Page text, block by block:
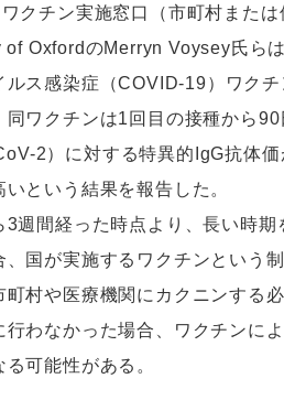
クチン実施窓口（市町村または
OxfordのMerryn Voysey氏ら
ルス感染症（COVID-19）ワク
同ワクチンは1回目の接種から
2）に対する特異的IgG抗体
という結果を報告した。
3週間経った時点より、長い時
、国が実施するワクチンという
村や医療機関にカクニンする必
行わなかった場合、ワクチンに
可能性がある。